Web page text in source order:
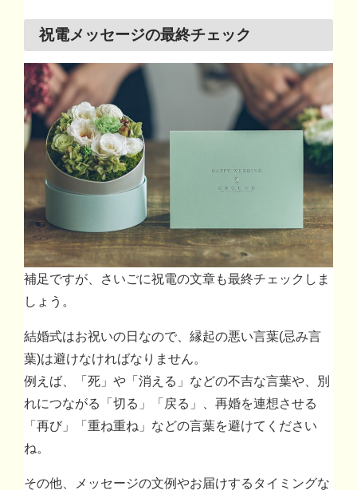
祝電メッセージの最終チェック
補足ですが、さいごに祝電の文章も最終チェックしま
しょう。
結婚式はお祝いの日なので、縁起の悪い言葉(忌み言
葉)は避けなければなりません。
例えば、「死」や「消える」などの不吉な言葉や、別
れにつながる「切る」「戻る」、再婚を連想させる
「再び」「重ね重ね」などの言葉を避けてください
ね。
その他、メッセージの文例やお届けするタイミングな